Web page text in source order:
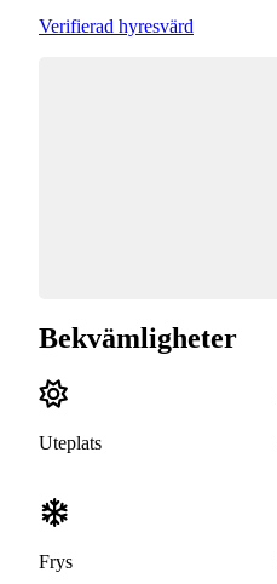
Verifierad hyresvärd
Bekvämligheter
Uteplats
Frys